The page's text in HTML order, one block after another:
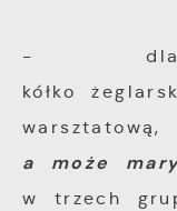
- dla
kółko
warsztatową,
a może
w trzech